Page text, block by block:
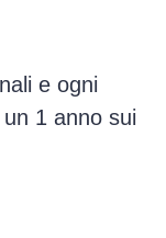
e ogni
1 anno sui